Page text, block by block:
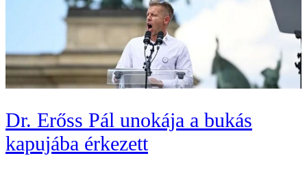
Dr. Erőss Pál unokája a bukás
kapujába érkezett